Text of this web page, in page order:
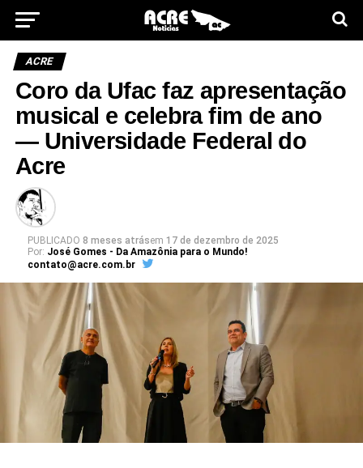
ACRE
Coro da Ufac faz apresentação
musical e celebra fim de ano
— Universidade Federal do
Acre
PUBLICADO 8 meses atrásem 17 de dezembro de 2025
Por: José Gomes - Da Amazônia para o Mundo!
contato@acre.com.br